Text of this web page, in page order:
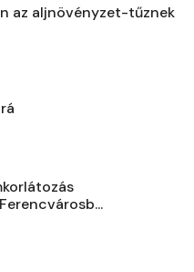
az aljnövényzet-tűznek